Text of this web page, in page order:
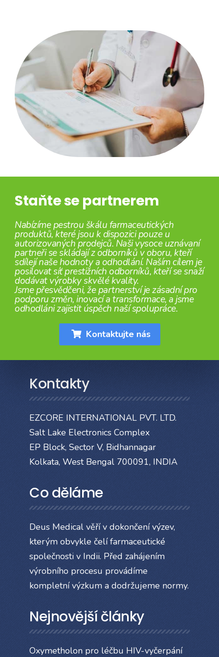
Staňte se partnerem
Nabízíme pestrou škálu farmaceutických
produktů, které jsou k dispozici pouze u
autorizovaných prodejců. Naši vysoce uznávaní
partneři se skládají z odborníků v oboru, kteří
sdílejí naše hodnoty a odhodlání. Naším cílem je
posilovat síť prestižních odborníků, kteří se snaží
dodávat výrobky skvělé kvality.
Jsme přesvědčeni, že partnerství je zásadní pro
podporu změn, inovací a transformace, a jsme
odhodláni zajistit úspěch naší spolupráce.
Kontaktujte nás
Kontakty
EZCORE INTERNATIONAL PVT. LTD.
Salt Lake Electronics Complex
EP Block, Sector V, Bidhannagar
Kolkata, West Bengal 700091, INDIA
Co děláme
Deus Medical věří v dokončení výzev,
kterým obvykle čelí farmaceutické
společnosti v Indii. Před zahájením
výrobního procesu provádíme
kompletní výzkum a dodržujeme normy.
Nejnovější články
Oxymetholon pro léčbu HIV-vyčerpání